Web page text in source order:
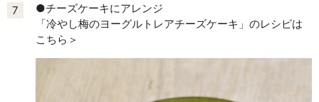
7
●チーズケーキにアレンジ
「冷やし梅のヨーグルトレアチーズケーキ」のレシピは
こちら＞